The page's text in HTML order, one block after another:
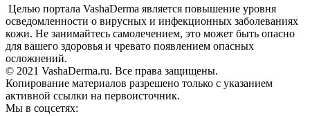
Целью портала VashaDerma является повышение уровня
осведомленности о вирусных и инфекционных заболеваниях
кожи. Не занимайтесь самолечением, это может быть опасно
для вашего здоровья и чревато появлением опасных
осложнений.
© 2021 VashaDerma.ru. Все права защищены.
Копирование материалов разрешено только с указанием
активной ссылки на первоисточник.
Мы в соцсетях: